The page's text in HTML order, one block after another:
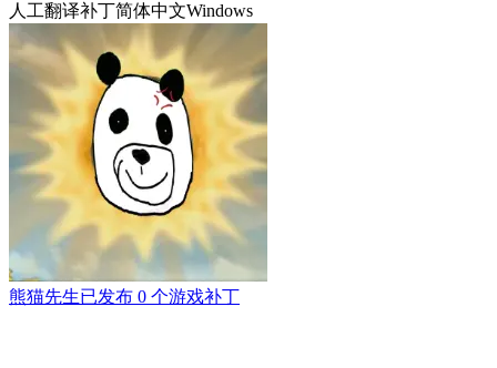
人工翻译补丁简体中文Windows
熊猫先生已发布 0 个游戏补丁